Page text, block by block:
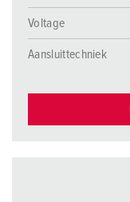
Voltage
Aansluittechniek